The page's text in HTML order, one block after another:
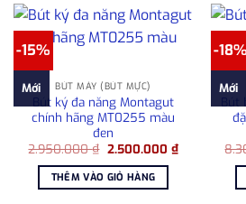
-15%
Mới BÚT MÁY (BÚT MỰC)
Bút ký đa năng Montagut
chính hãng MT0255 màu
đen
2.950.000₫ Giá
là:
2.950.000 ₫.
2.500.000 ₫Giá
hiện
2.500.000
THÊM VÀO GIỎ HÀNG
-18%
Mới